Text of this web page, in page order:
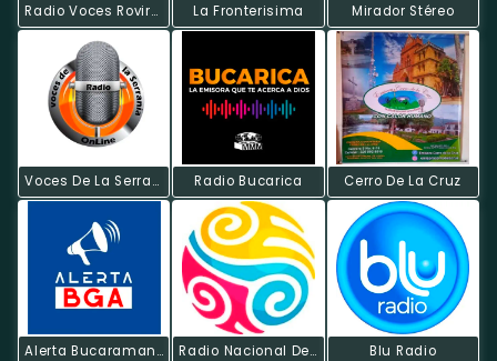
Radio Voces Rovirenses La Fronterisima Mirador Stéreo
Voces De La Serrania Radio Bucarica Cerro De La Cruz
Alerta Bucaramanga Radio Nacional De Colombia Blu Radio